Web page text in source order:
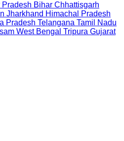
Pradesh Bihar Chhattisgarh
Jharkhand Himachal Pradesh
Pradesh Telangana Tamil Nadu
West Bengal Tripura Gujarat